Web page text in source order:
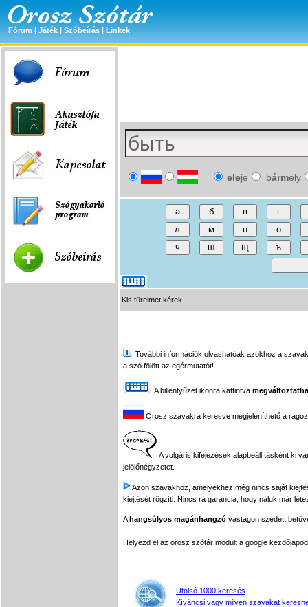
Fórum | Játék | Szóbeírás | Linkek
eleje bármely
Kis türelmet kérek...
További információk olvashatóak azokhoz a
a szó fölött az egérmutatót!
A billentyűzet ikonra kattintva
Orosz szavakra keresve megjeleníthető a
A vulgáris kifejezések alapbeállításként ki
jelölőnégyzetet.
Azon szavakhoz, amelyekhez még nincs saját
kiejtését rögzíti. Nincs rá garancia, hogy náluk már
Ahangsúlyos magánhangzó vastagon szedett
Helyezd el az orosz szótár modult a google
Utolsó 1000 keresés
Kíváncsi vagy milyen szavakat